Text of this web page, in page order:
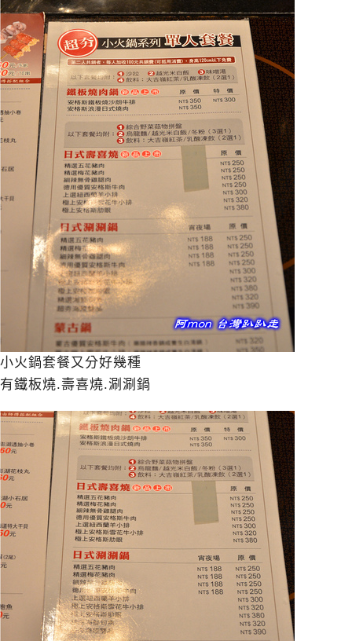
小火鍋套餐又分好幾種
有鐵板燒.壽喜燒.涮涮鍋